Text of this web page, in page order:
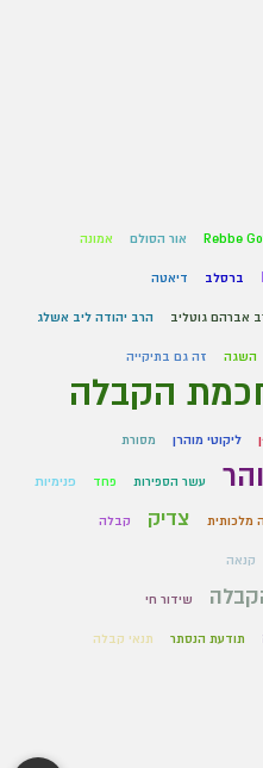
Rebbe אור הסולם אמונה
ברסלב דיאטה
אברהם גוטליב הרב יהודה ליב אשלג
השגה זה גם בתיקייה
הקבלה
ליקוטי מוהרן מסורת
עשר הספירות פחד פנימיות
מלכותית צדיק קבלה
קנאה
שידור חי
תודעת הנסתר תנאי קבלה